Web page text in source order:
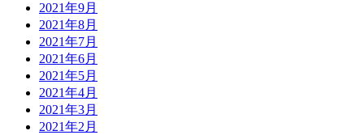
2021年9月
2021年8月
2021年7月
2021年6月
2021年5月
2021年4月
2021年3月
2021年2月